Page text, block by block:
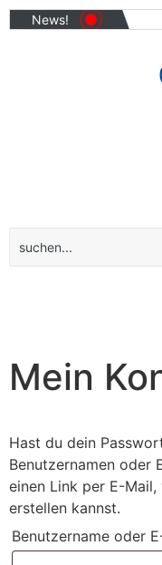
News!
Mein
Hast du dein
Benutzernamen oder
einen Link per E-
erstellen kannst.
Benutzername oder